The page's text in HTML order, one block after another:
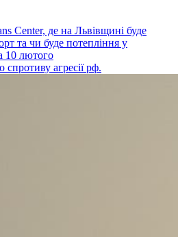
Center, де на Львівщині буде
та чи буде потепління у
10 лютого
спротиву агресії рф.